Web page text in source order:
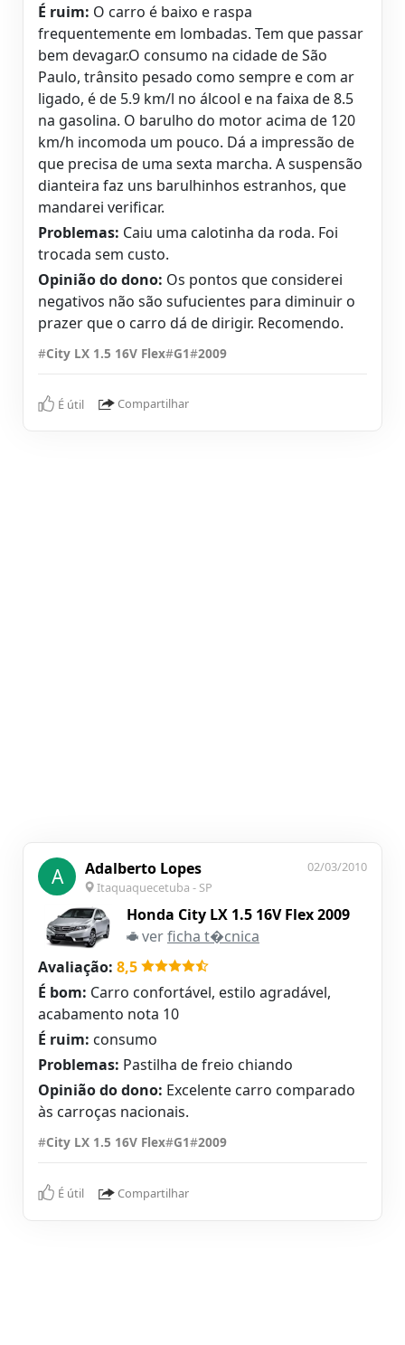
É ruim: O carro é baixo e raspa
frequentemente em lombadas. Tem que passar
bem devagar.O consumo na cidade de São
Paulo, trânsito pesado como sempre e com ar
ligado, é de 5.9 km/l no álcool e na faixa de 8.5
na gasolina. O barulho do motor acima de 120
km/h incomoda um pouco. Dá a impressão de
que precisa de uma sexta marcha. A suspensão
dianteira faz uns barulhinhos estranhos, que
mandarei verificar.
Problemas: Caiu uma calotinha da roda. Foi
trocada sem custo.
Opinião do dono: Os pontos que considerei
negativos não são sufucientes para diminuir o
prazer que o carro dá de dirigir. Recomendo.
#City LX 1.5 16V Flex#G1#2009
É útil Compartilhar
A Adalberto Lopes
Itaquaquecetuba - SP
02/03/2010
Honda City LX 1.5 16V Flex 2009
verficha t�cnica
Avaliação: 8,5
É bom: Carro confortável, estilo agradável,
acabamento nota 10
É ruim: consumo
Problemas: Pastilha de freio chiando
Opinião do dono: Excelente carro comparado
às carroças nacionais.
#City LX 1.5 16V Flex#G1#2009
É útil Compartilhar